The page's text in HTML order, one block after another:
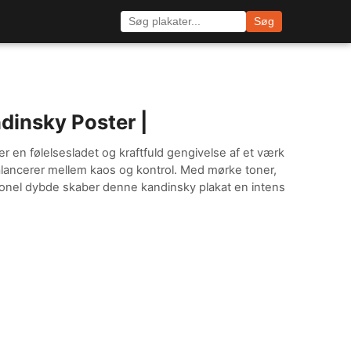
Søg
Poster |
en følelsesladet og kraftfuld gengivelse af et værk
mellem kaos og kontrol. Med mørke toner,
dybde skaber denne kandinsky plakat en intens